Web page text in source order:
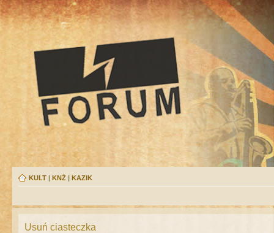
KULT | KNŻ | KAZIK
Usuń ciasteczka